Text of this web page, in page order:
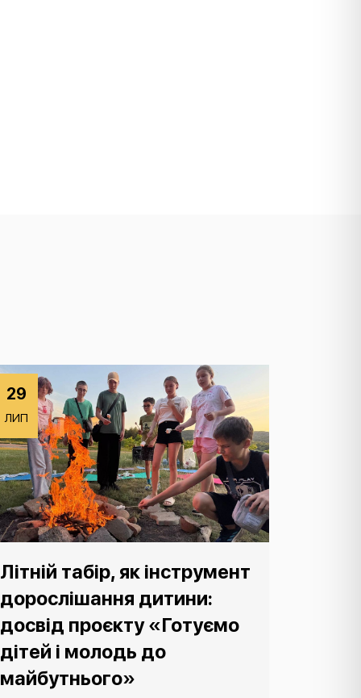
29
ЛИП
Літній табір, як інструмент
дорослішання дитини:
досвід проєкту «Готуємо
дітей і молодь до
майбутнього»